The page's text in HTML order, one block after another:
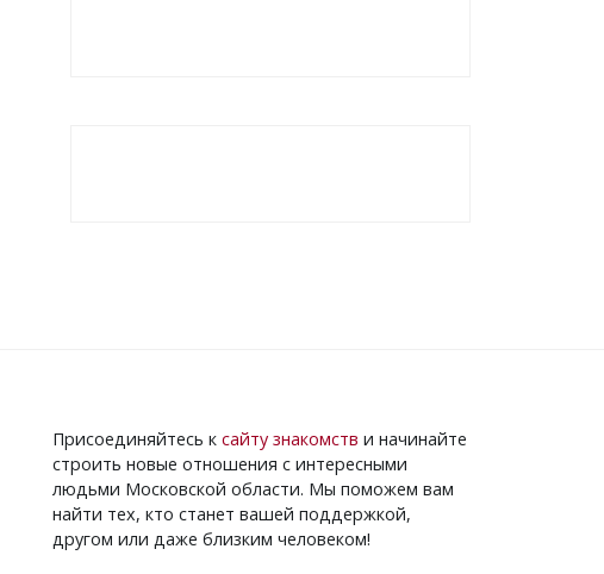
Присоединяйтесь ксайту знакомств и начинайте
строить новые отношения с интересными
людьми Московской области. Мы поможем вам
найти тех, кто станет вашей поддержкой,
другом или даже близким человеком!